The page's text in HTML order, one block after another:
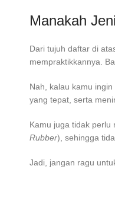
Manakah
Dari tujuh daftar di
mempraktikkannya.
Nah, kalau kamu
yang tepat, serta
Kamu juga tidak perlu
Rubber), sehingga
Jadi, jangan ragu